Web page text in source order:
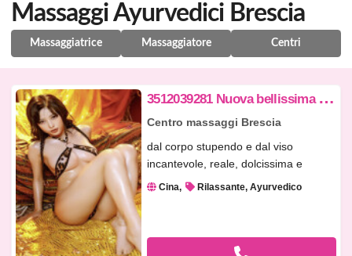
Massaggi Ayurvedici Brescia
Massaggiatrice Massaggiatore Centri
3
512039281 Nuova bellissima ragazza AAA======>> Nuova aperto
Centro massaggi Brescia
dal corpo stupendo e dal viso
incantevole, reale, dolcissima e
passion...
Cina Rilassante, Ayurvedico